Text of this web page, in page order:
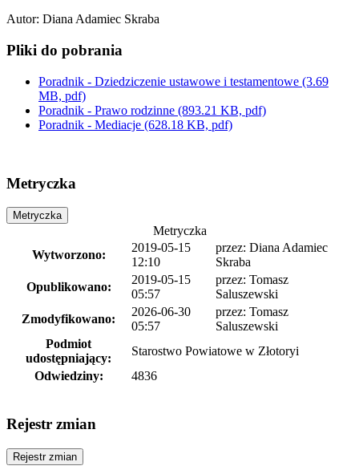
Autor: Diana Adamiec Skraba
Pliki do pobrania
Poradnik - Dziedziczenie ustawowe i testamentowe (3.69
MB, pdf)
Poradnik - Prawo rodzinne (893.21 KB, pdf)
Poradnik - Mediacje (628.18 KB, pdf)
Metryczka
Metryczka
Metryczka
Wytworzono:
2019-05-15
12:10
przez: Diana Adamiec
Skraba
Opublikowano:
2019-05-15
05:57
przez: Tomasz
Saluszewski
Zmodyfikowano:
2026-06-30
05:57
przez: Tomasz
Saluszewski
Podmiot
udostępniający:
Starostwo Powiatowe w Złotoryi
Odwiedziny:
4836
Rejestr zmian
Rejestr zmian